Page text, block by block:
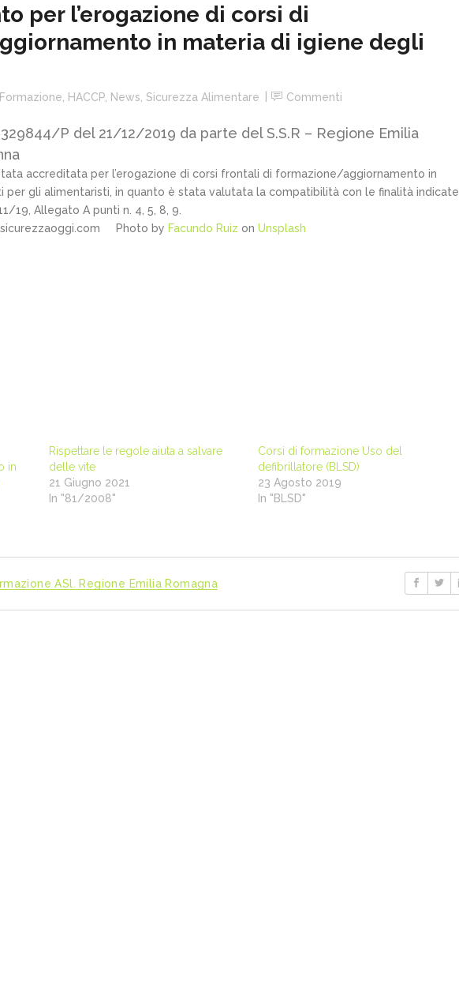
per l’erogazione di corsi di
in materia di igiene degli
Formazione HACCP News Sicurezza Alimentare Commenti
P del 21/12/2019 da parte del S.S.R – Regione Emilia
accreditata per l’erogazione di corsi frontali di formazione/aggiornamento in
per gli alimentaristi, in quanto è stata valutata la compatibilità con le finalità indicate
19, Allegato A punti n. 4, 5, 8, 9.
Photo by Facundo Ruiz on Unsplash
in
Rispettare le regole aiuta a salvare
delle vite
21 Giugno 2021
In "81/2008"
Corsi di formazione Uso del
defibrillatore (BLSD)
23 Agosto 2019
In "BLSD"
ASl. Regione Emilia Romagna